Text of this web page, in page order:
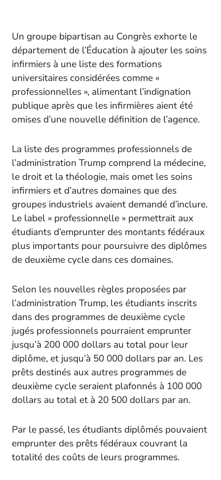
Un groupe bipartisan au Congrès exhorte le
département de l’Éducation à ajouter les soins
infirmiers à une liste des formations
universitaires considérées comme «
professionnelles », alimentant l’indignation
publique après que les infirmières aient été
omises d’une nouvelle définition de l’agence.
La liste des programmes professionnels de
l’administration Trump comprend la médecine,
le droit et la théologie, mais omet les soins
infirmiers et d’autres domaines que des
groupes industriels avaient demandé d’inclure.
Le label « professionnelle » permettrait aux
étudiants d’emprunter des montants fédéraux
plus importants pour poursuivre des diplômes
de deuxième cycle dans ces domaines.
Selon les nouvelles règles proposées par
l’administration Trump, les étudiants inscrits
dans des programmes de deuxième cycle
jugés professionnels pourraient emprunter
jusqu’à 200 000 dollars au total pour leur
diplôme, et jusqu’à 50 000 dollars par an. Les
prêts destinés aux autres programmes de
deuxième cycle seraient plafonnés à 100 000
dollars au total et à 20 500 dollars par an.
Par le passé, les étudiants diplômés pouvaient
emprunter des prêts fédéraux couvrant la
totalité des coûts de leurs programmes.